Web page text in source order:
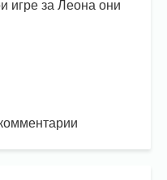
игре за Леона они